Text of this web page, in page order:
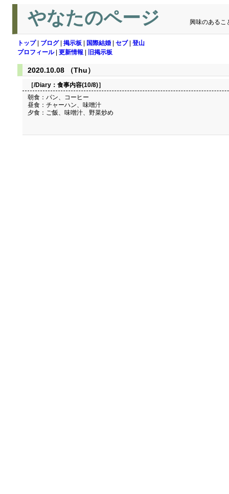
やなたのページ 興味のあるこ
トップ| ブログ| 掲示板 国際結婚 セブ| 登山
プロフィール| 更新情報 旧掲示板
2020.10.08 （Thu）
［/Diary： 食事内容(10/8)］
朝食：パン、コーヒー
昼食：チャーハン、味噌汁
夕食：ご飯、味噌汁、野菜炒め